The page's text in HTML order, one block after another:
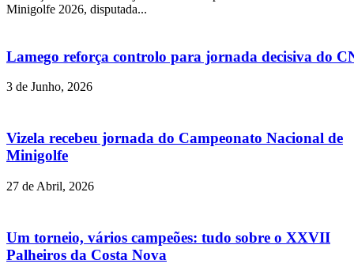
Minigolfe 2026, disputada...
Lamego reforça controlo para jornada decisiva do
3 de Junho, 2026
Vizela recebeu jornada do Campeonato Nacional de
Minigolfe
27 de Abril, 2026
Um torneio, vários campeões: tudo sobre o XXVII
Palheiros da Costa Nova